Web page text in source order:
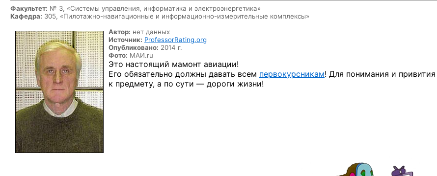
Факультет: № 3, «Системы управления, информатика и электроэнергетика»
Кафедра: 305, «Пилотажно-навигационные и информационно-измерительные комплексы»
Автор: нет данных
Источник: ProfessorRating.org
Опубликовано: 2014 г.
Фото: МАИ.ru
Это настоящий мамонт авиации!
Его обязательно должны давать всем первокурсникам! Для понимания и
к предмету, а по сути — дороги жизни!